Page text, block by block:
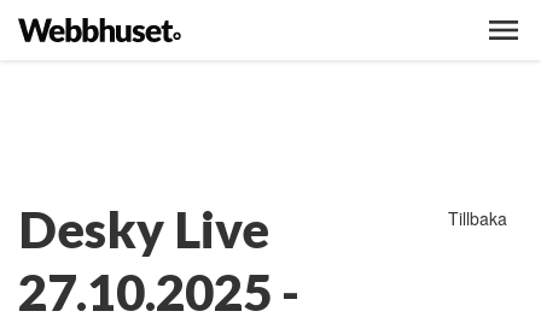
Tillbaka
Desky Live
27.10.2025 -